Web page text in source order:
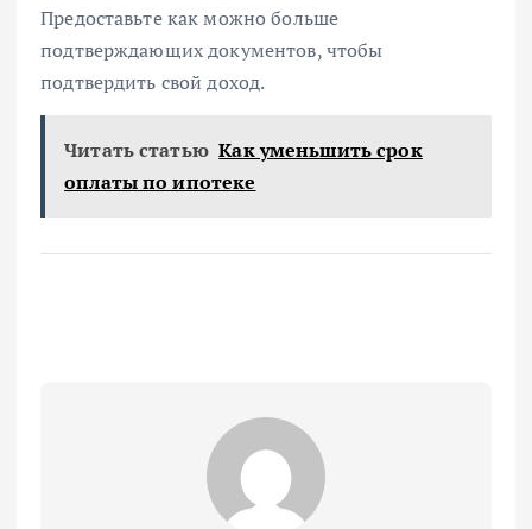
Предоставьте как можно больше
подтверждающих документов, чтобы
подтвердить свой доход.
Читать статью Как уменьшить срок
оплаты по ипотеке